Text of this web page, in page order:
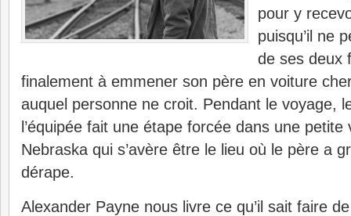
pour y
puisqu’il ne
de ses deux
finalement à emmener son père en voiture
auquel personne ne croit. Pendant le voyage,
l’équipée fait une étape forcée dans une petite
Nebraska qui s’avère être le lieu où le père a
dérape.
Alexander Payne nous livre ce qu’il sait faire